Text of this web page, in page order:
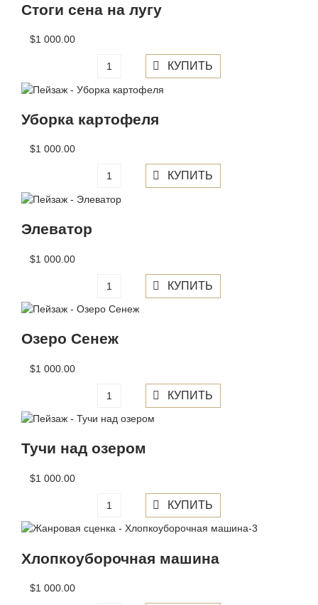
Стоги сена на лугу
$1 000.00
Уборка картофеля
$1 000.00
Элеватор
$1 000.00
Озеро Сенеж
$1 000.00
Тучи над озером
$1 000.00
Хлопкоуборочная машина
$1 000.00